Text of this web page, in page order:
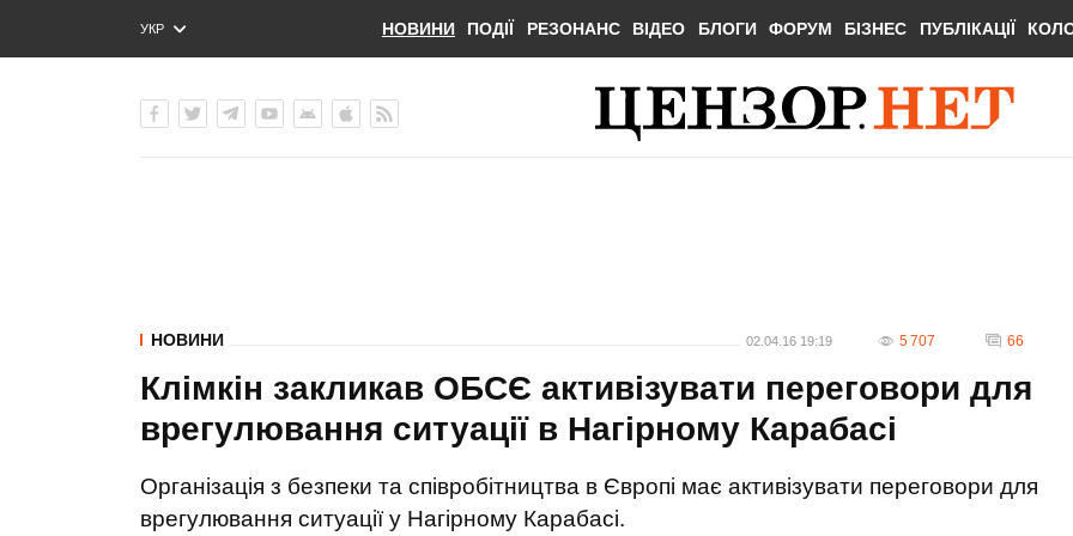
УКР
ENG
НОВИНИ ПОДІЇ РЕЗОНАНС ВІДЕО БЛОГИ ФОРУМ БІЗНЕС ПУБЛІКАЦІЇ
НОВИНИ 02.04.16 19:19 5 707 66
Клімкін закликав ОБСЄ активізувати переговори для
врегулювання ситуації в Нагірному Карабасі
Організація з безпеки та співробітництва в Європі має активізувати переговори для
врегулювання ситуації у Нагірному Карабасі.